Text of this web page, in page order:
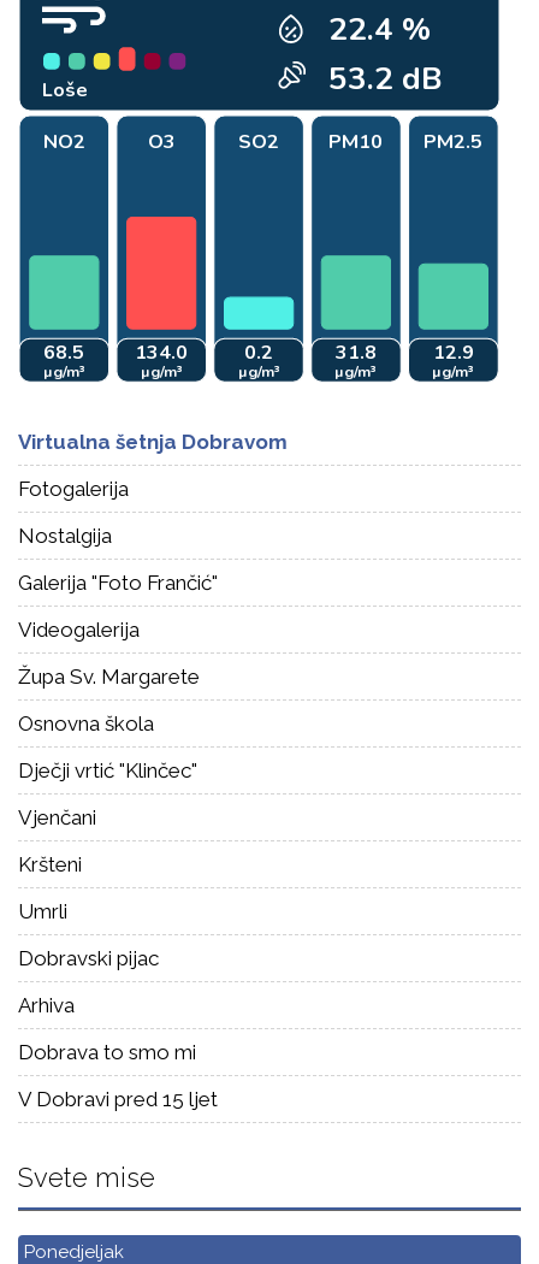
Virtualna šetnja Dobravom
Fotogalerija
Nostalgija
Galerija "Foto Frančić"
Videogalerija
Župa Sv. Margarete
Osnovna škola
Dječji vrtić "Klinčec"
Vjenčani
Kršteni
Umrli
Dobravski pijac
Arhiva
Dobrava to smo mi
V Dobravi pred 15 ljet
Svete mise
Ponedjeljak